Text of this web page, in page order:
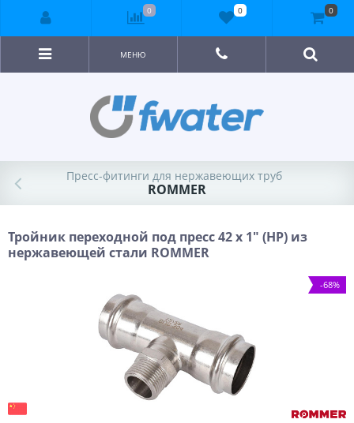
МЕНЮ
Пресс-фитинги для нержавеющих труб
ROMMER
Тройник переходной под пресс 42 x 1" (НР) из
нержавеющей стали ROMMER
-68%
0 0 0